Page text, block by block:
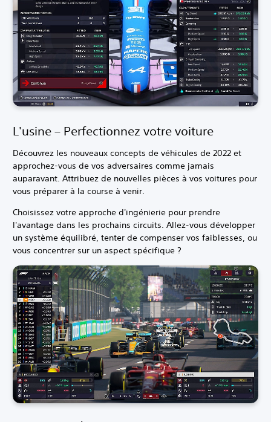
L'usine – Perfectionnez votre voiture
Découvrez les nouveaux concepts de véhicules de 2022 et
approchez-vous de vos adversaires comme jamais
auparavant. Attribuez de nouvelles pièces à vos voitures pour
vous préparer à la course à venir.
Choisissez votre approche d'ingénierie pour prendre
l'avantage dans les prochains circuits. Allez-vous développer
un système équilibré, tenter de compenser vos faiblesses, ou
vous concentrer sur un aspect spécifique ?